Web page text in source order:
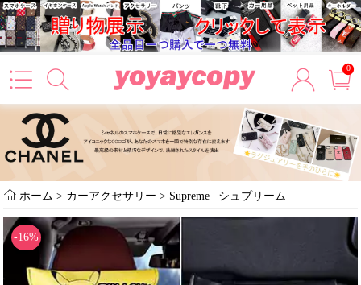
0
ホーム > カーアクセサリー > Supreme | シュプリーム
-16%